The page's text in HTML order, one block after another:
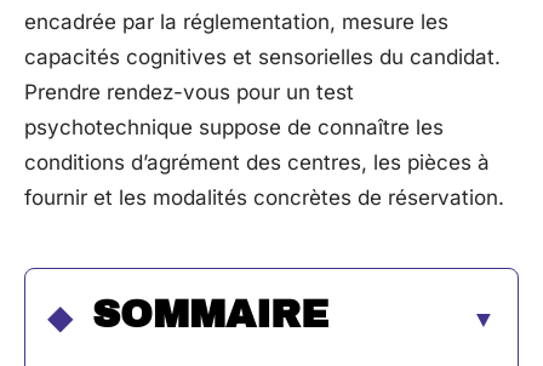
encadrée par la réglementation, mesure les
capacités cognitives et sensorielles du candidat.
Prendre rendez-vous pour un test
psychotechnique suppose de connaître les
conditions d’agrément des centres, les pièces à
fournir et les modalités concrètes de réservation.
SOMMAIRE